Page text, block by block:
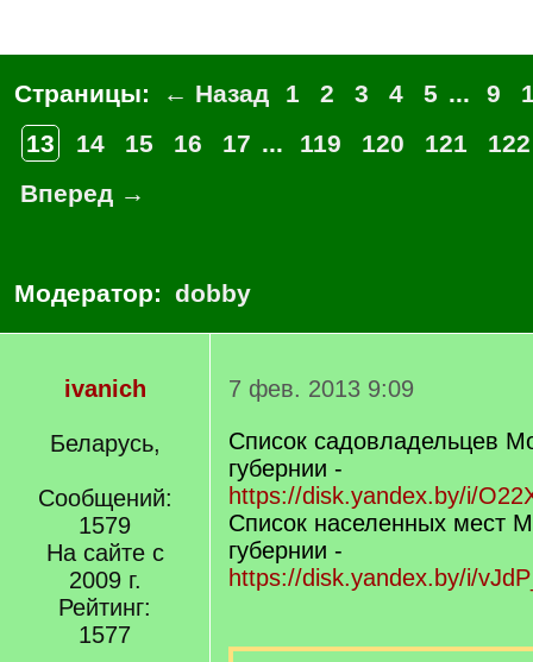
Страницы: ← Назад 1 2 3 4 5 ... 9
13
14 15 16 17 ... 119 120 121
122
Вперед →
Модератор: dobby
ivanich
Беларусь,
Сообщений:
1579
На сайте с
2009 г.
Рейтинг:
1577
7 фев. 2013 9:09
Список садовладельцев
губернии -
https://disk.yandex.by/i/
Список населенных мест
губернии -
https://disk.yandex.by/i/